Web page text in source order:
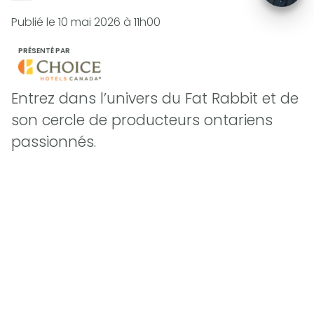
Publié le 10 mai 2026 à 11h00
PRÉSENTÉ PAR
Entrez dans l’univers du Fat Rabbit et de
son cercle de producteurs ontariens
passionnés.